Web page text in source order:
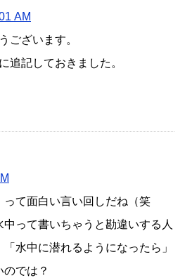
AM
ございます。
追記しておきました。
て面白い言い回しだね（笑
って書いちゃうと勘違いする人
水中に潜れるようになったら」
では？